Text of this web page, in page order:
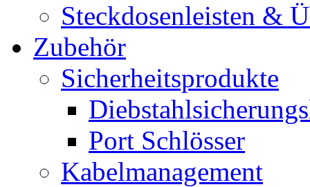
Steckdosenleisten &
Zubehör
Sicherheitsprodukte
Port Schlösser
Kabelmanagement